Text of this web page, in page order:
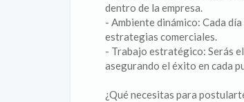
dentro de la empresa.
- Ambiente dinámico: Cada
estrategias comerciales.
- Trabajo estratégico: Serás
asegurando el éxito en cada
¿Qué necesitas para